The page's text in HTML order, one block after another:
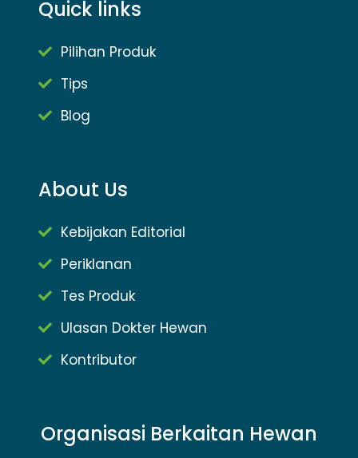
Quick links
Pilihan Produk
Tips
Blog
About Us
Kebijakan Editorial
Periklanan
Tes Produk
Ulasan Dokter Hewan
Kontributor
Organisasi Berkaitan Hewan